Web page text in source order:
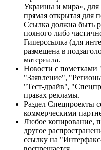
Украины и мира», для
прямая открытая для
Ссылка должна быть
полного либо
Гиперссылка (для
размещена в
материала.
Новости с
"Заявление",
"Тест-драйв",
правах рекламы.
Раздел Спецпроекты
коммерческими
Любое копирование,
другое
ссылку на
воспрещается.